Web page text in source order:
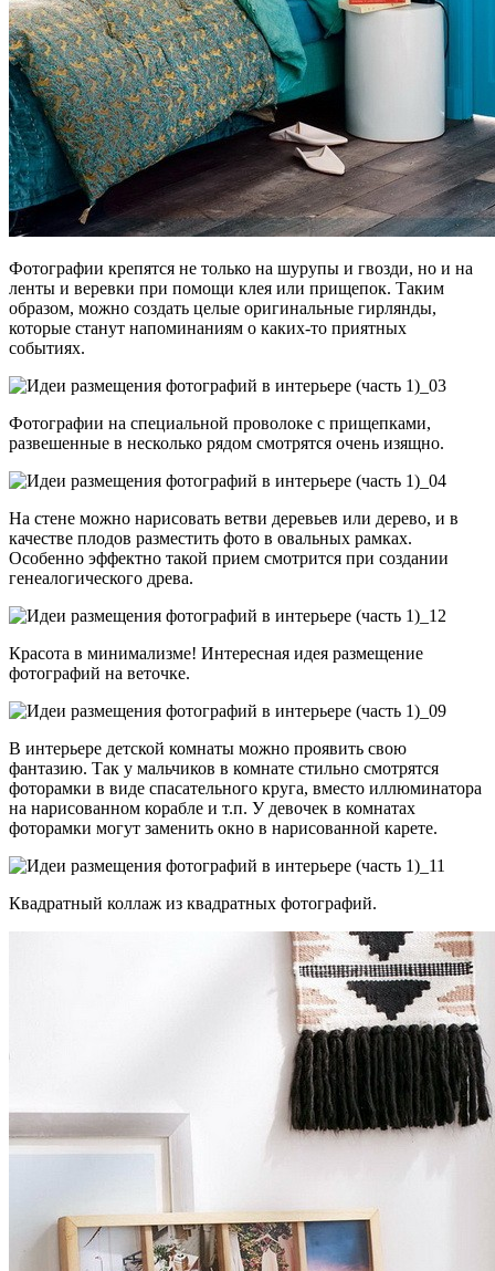
Фотографии крепятся не только на шурупы и гвозди, но и на
ленты и веревки при помощи клея или прищепок. Таким
образом, можно создать целые оригинальные гирлянды,
которые станут напоминаниям о каких-то приятных
событиях.
Фотографии на специальной проволоке с прищепками,
развешенные в несколько рядом смотрятся очень изящно.
На стене можно нарисовать ветви деревьев или дерево, и в
качестве плодов разместить фото в овальных рамках.
Особенно эффектно такой прием смотрится при создании
генеалогического древа.
Красота в минимализме! Интересная идея размещение
фотографий на веточке.
В интерьере детской комнаты можно проявить свою
фантазию. Так у мальчиков в комнате стильно смотрятся
фоторамки в виде спасательного круга, вместо иллюминатора
на нарисованном корабле и т.п. У девочек в комнатах
фоторамки могут заменить окно в нарисованной карете.
Квадратный коллаж из квадратных фотографий.